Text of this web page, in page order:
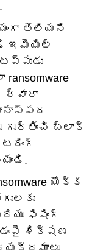
తెలియని
ఇమెయిల్
ద్వారా
గుర్తించి బ్లాక్
యొక్క
ఫిషింగ్
శిక్షణ